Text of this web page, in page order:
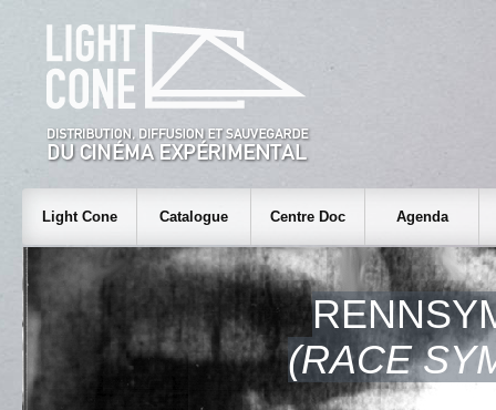
Light Cone Catalogue Centre Doc Agenda
(RACE